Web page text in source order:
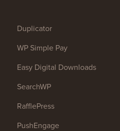
Duplicator
WP Simple Pay
Easy Digital Downloads
SearchWP
RafflePress
PushEngage